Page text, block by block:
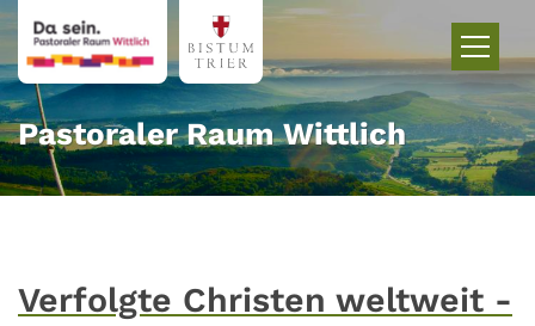
Zum Inhalt springen
Pastoraler Raum Wittlich
Verfolgte Christen weltweit -